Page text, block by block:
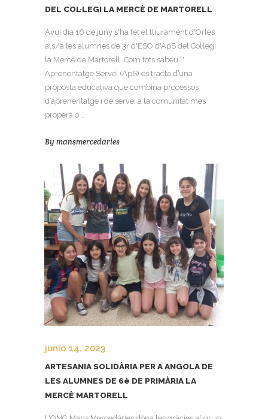
DEL COL·LEGI LA MERCÈ DE MARTORELL
Avui dia 16 de juny s'ha fet el lliurament d'Orles
als/a les alumnes de 3r d'ESO d'ApS del Col·legi
la Mercè de Martorell. Com tots sabeu l'
Aprenentatge Servei (ApS) es tracta d’una
proposta educativa que combina processos
d’aprenentatge i de servei a la comunitat més
propera o...
By mansmercedaries
junio 14, 2023
ARTESANIA SOLIDÀRIA PER A ANGOLA DE
LES ALUMNES DE 6è DE PRIMÀRIA LA
MERCÈ MARTORELL